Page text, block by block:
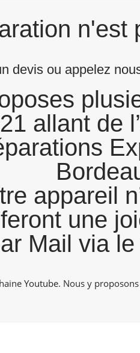
n'est
devis ou appelez
allant de
appareil
une
Mail via le
Youtube. Nous y